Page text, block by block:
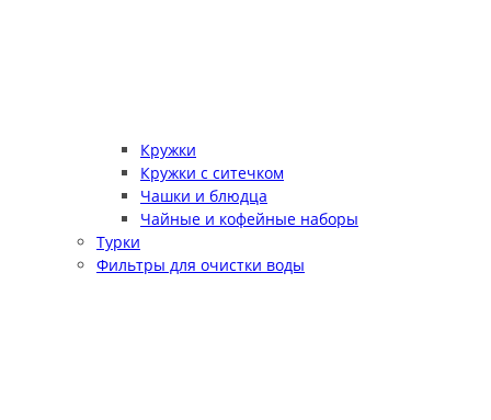
Кружки
Кружки с ситечком
Чашки и блюдца
Чайные и кофейные наборы
Турки
Фильтры для очистки воды